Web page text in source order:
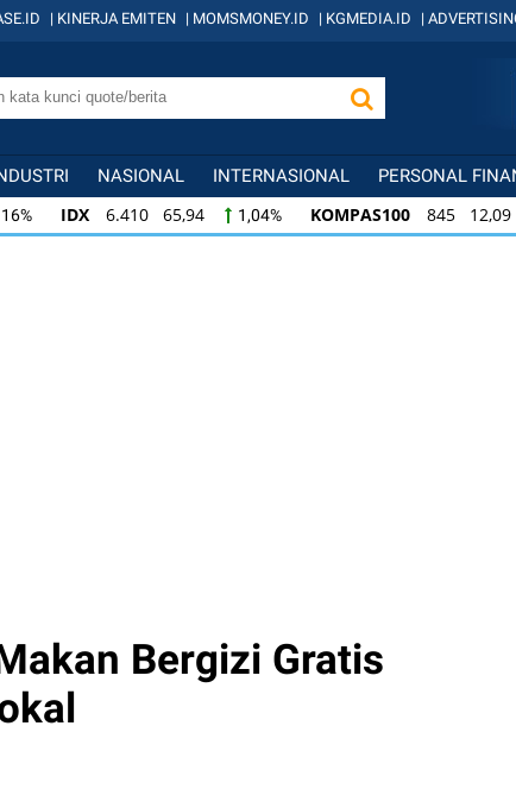
| KINERJA EMITEN | MOMSMONEY.ID | KGMEDIA.ID |
NASIONAL INTERNASIONAL PERSONAL
IDX 6.410 65,94 1,04% KOMPAS100 845 12,09
KOMPAS100
845 12,09 1,45% LQ45 640 9,44
Bergizi Gratis